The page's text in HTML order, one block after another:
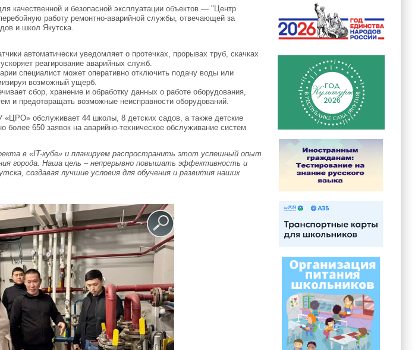
качественной и безопасной эксплуатации объектов — "Центр
работу ремонтно-аварийной службы, отвечающей за
и школ Якутска.
автоматически уведомляет о протечках, прорывах труб, скачках
реагирование аварийных служб.
специалист может оперативно отключить подачу воды или
возможный ущерб.
сбор, хранение и обработку данных о работе оборудования,
и предотвращать возможные неисправности оборудований.
обслуживает 44 школы, 8 детских садов, а также детские
более 650 заявок на аварийно-техническое обслуживание систем
в «IT-кубе» и планируем распространить этот успешный опыт
города. Наша цель – непрерывно повышать эффективность и
создавая лучшие условия для обучения и развития наших